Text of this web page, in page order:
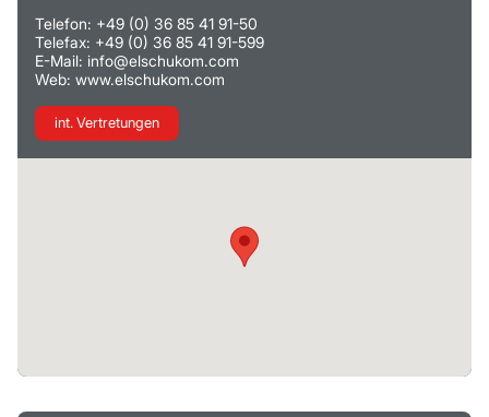
Telefon: +49 (0) 36 85 41 91-50
Telefax: +49 (0) 36 85 41 91-599
E-Mail: info@elschukom.com
Web: www.elschukom.com
int. Vertretungen